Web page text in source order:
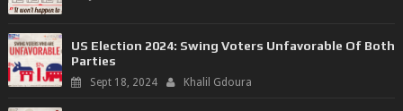
US Election 2024: Swing Voters Unfavorable Of Both
Parties
Sept 18, 2024 Khalil Gdoura